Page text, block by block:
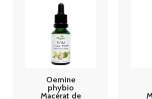
Oemine
phybio
Macérat de